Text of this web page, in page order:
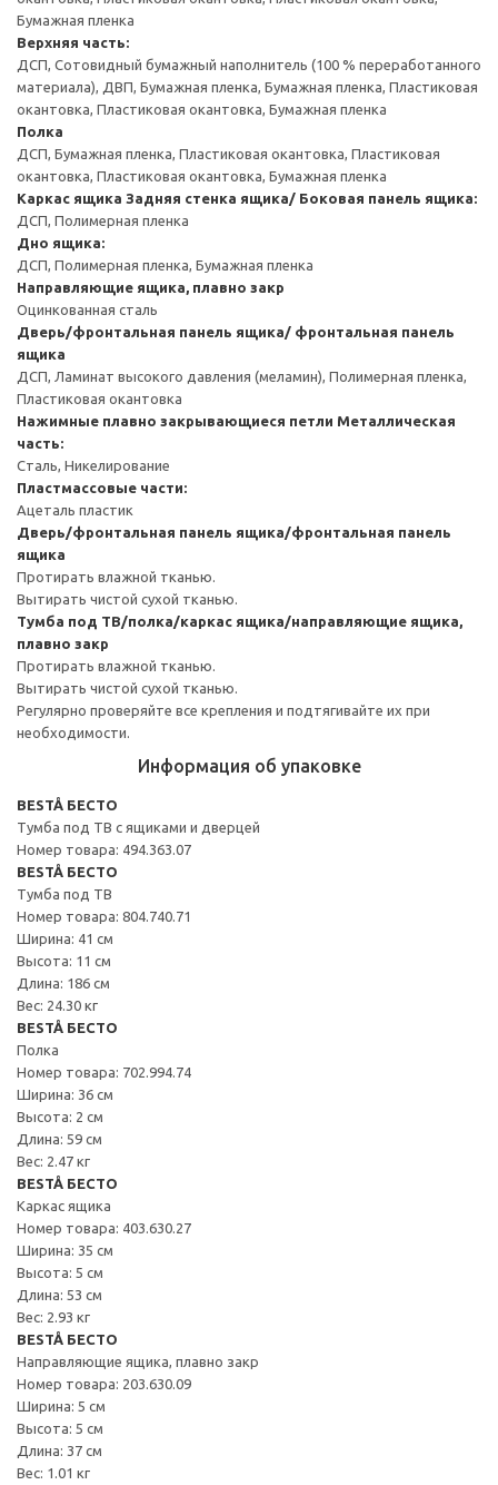
Бумажная пленка
Верхняя часть:
ДСП, Сотовидный бумажный наполнитель (100 % переработанного
материала), ДВП, Бумажная пленка, Бумажная пленка, Пластиковая
окантовка, Пластиковая окантовка, Бумажная пленка
Полка
ДСП, Бумажная пленка, Пластиковая окантовка, Пластиковая
окантовка, Пластиковая окантовка, Бумажная пленка
Каркас ящика Задняя стенка ящика/ Боковая панель ящика:
ДСП, Полимерная пленка
Дно ящика:
ДСП, Полимерная пленка, Бумажная пленка
Направляющие ящика, плавно закр
Оцинкованная сталь
Дверь/фронтальная панель ящика/ фронтальная панель
ящика
ДСП, Ламинат высокого давления (меламин), Полимерная пленка,
Пластиковая окантовка
Нажимные плавно закрывающиеся петли Металлическая
часть:
Сталь, Никелирование
Пластмассовые части:
Ацеталь пластик
Дверь/фронтальная панель ящика/фронтальная панель
ящика
Протирать влажной тканью.
Вытирать чистой сухой тканью.
Тумба под ТВ/полка/каркас ящика/направляющие ящика,
плавно закр
Протирать влажной тканью.
Вытирать чистой сухой тканью.
Регулярно проверяйте все крепления и подтягивайте их при
необходимости.
Информация об упаковке
BESTÅ БЕСТО
Тумба под ТВ с ящиками и дверцей
Номер товара: 494.363.07
BESTÅ БЕСТО
Тумба под ТВ
Номер товара: 804.740.71
Ширина: 41 см
Высота: 11 см
Длина: 186 см
Вес: 24.30 кг
BESTÅ БЕСТО
Полка
Номер товара: 702.994.74
Ширина: 36 см
Высота: 2 см
Длина: 59 см
Вес: 2.47 кг
BESTÅ БЕСТО
Каркас ящика
Номер товара: 403.630.27
Ширина: 35 см
Высота: 5 см
Длина: 53 см
Вес: 2.93 кг
BESTÅ БЕСТО
Направляющие ящика, плавно закр
Номер товара: 203.630.09
Ширина: 5 см
Высота: 5 см
Длина: 37 см
Вес: 1.01 кг